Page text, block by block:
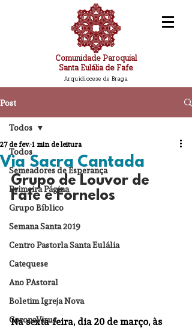
Comunidade Paroquial
Santa Eulália de Fafe
Arquidiocese de Braga
Post
Todos
Semeadores de Esperança
Primeira Página
Grupo Bíblico
Semana Santa 2019
Centro Pastorla Santa Eulália
Catequese
Ano PAstoral
Boletim Igreja Nova
CoronaVirus
Todos
Via Sacra Cantada
27 de fev. 1 min de leitura
Grupo de Louvor de
Fafe e Fornelos
Na sexta-feira, dia 20 de março, às